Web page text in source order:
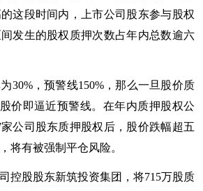
这段时间内，上市公司股东参与股权
发生的股权质押次数占年内总数逾六
30%，预警线150%，那么一旦股价质
价即逼近预警线。在年内质押股权公
公司股东质押股权后，股价跌幅超五
将有被强制平仓风险。
控股股东新筑投资集团，将715万股质